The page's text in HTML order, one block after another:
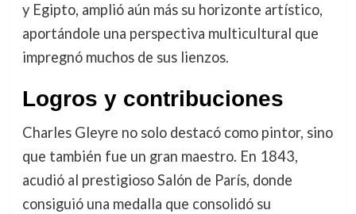
y Egipto, amplió aún más su horizonte artístico,
aportándole una perspectiva multicultural que
impregnó muchos de sus lienzos.
Logros y contribuciones
Charles Gleyre no solo destacó como pintor, sino
que también fue un gran maestro. En 1843,
acudió al prestigioso Salón de París, donde
consiguió una medalla que consolidó su